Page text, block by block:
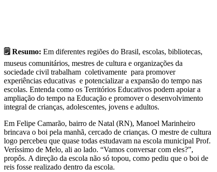
🗒 Resumo: Em diferentes regiões do Brasil, escolas, bibliotecas,
museus comunitários, mestres de cultura e organizações da
sociedade civil trabalham coletivamente para promover
experiências educativas e potencializar a expansão do tempo nas
escolas. Entenda como os Territórios Educativos podem apoiar a
ampliação do tempo na Educação e promover o desenvolvimento
integral de crianças, adolescentes, jovens e adultos.
Em Felipe Camarão, bairro de Natal (RN), Manoel Marinheiro
brincava o boi pela manhã, cercado de crianças. O mestre de cultura
logo percebeu que quase todas estudavam na escola municipal Prof.
Veríssimo de Melo, ali ao lado. “Vamos conversar com eles?”,
propôs. A direção da escola não só topou, como pediu que o boi de
reis fosse realizado dentro da escola.